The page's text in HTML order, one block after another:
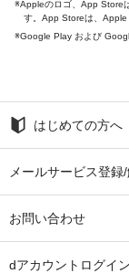
Appleのロゴ、App Store
す。App Storeは、Apple
Google Play および
はじめての方へ
メールサービス登録
お問い合わせ
dアカウントログイン